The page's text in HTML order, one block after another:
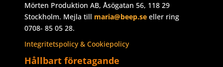
Mörten Produktion AB, Åsögatan 56, 118 29
Stockholm. Mejla till maria@beep.seeller ring
0708- 85 05 28.
Integritetspolicy & Cookiepolicy
Hållbart företagande